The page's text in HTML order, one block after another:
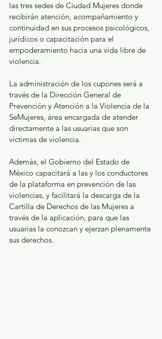
las tres sedes de Ciudad Mujeres donde
recibirán atención, acompañamiento y
continuidad en sus procesos psicológicos,
jurídicos o capacitación para el
empoderamiento hacia una vida libre de
violencia.
La administración de los cupones será a
través de la Dirección General de
Prevención y Atención a la Violencia de la
SeMujeres, área encargada de atender
directamente a las usuarias que son
víctimas de violencia.
Además, el Gobierno del Estado de
México capacitará a las y los conductores
de la plataforma en prevención de las
violencias, y facilitará la descarga de la
Cartilla de Derechos de las Mujeres a
través de la aplicación, para que las
usuarias la conozcan y ejerzan plenamente
sus derechos.